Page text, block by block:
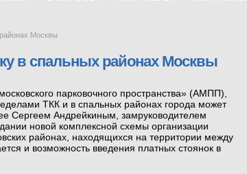
Москвы
в спальных районах Москвы
парковочного пространства» (АМПП),
ТКК и в спальных районах города может
Сергеем Андрейкиным, замруководителем
новой комплексной схемы организации
районах, находящихся на территории между
и возможность введения платных стоянок в